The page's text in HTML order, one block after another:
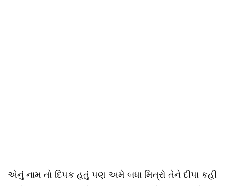
એનું નામ તો દિપક હતું પણ અમે બધા મિત્રો તેને દીપા કહી